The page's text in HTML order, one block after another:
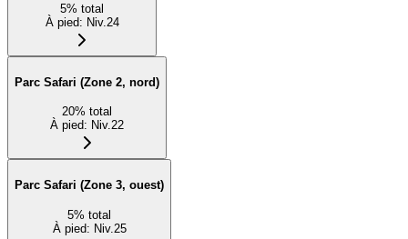
5% total
À pied: Niv.24
Parc Safari (Zone 2, nord)
20% total
À pied: Niv.22
Parc Safari (Zone 3, ouest)
5% total
À pied: Niv.25